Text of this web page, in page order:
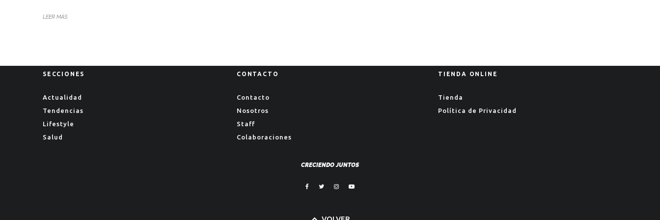
LEER MÁS
SECCIONES
Actualidad
Tendencias
Lifestyle
Salud
CONTACTO
Contacto
Nosotros
Staff
Colaboraciones
TIENDA ONLINE
Tienda
Política de Privacidad
CRECIENDO JUNTOS